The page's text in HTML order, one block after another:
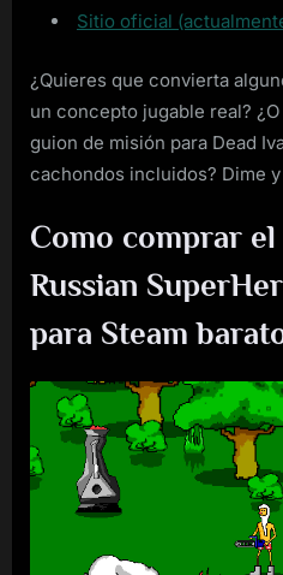
Sitio oficial
¿Quieres que convierta
un concepto jugable real?
guion de misión para Dead
cachondos incluidos? Dime
Como comprar
Russian
para Steam